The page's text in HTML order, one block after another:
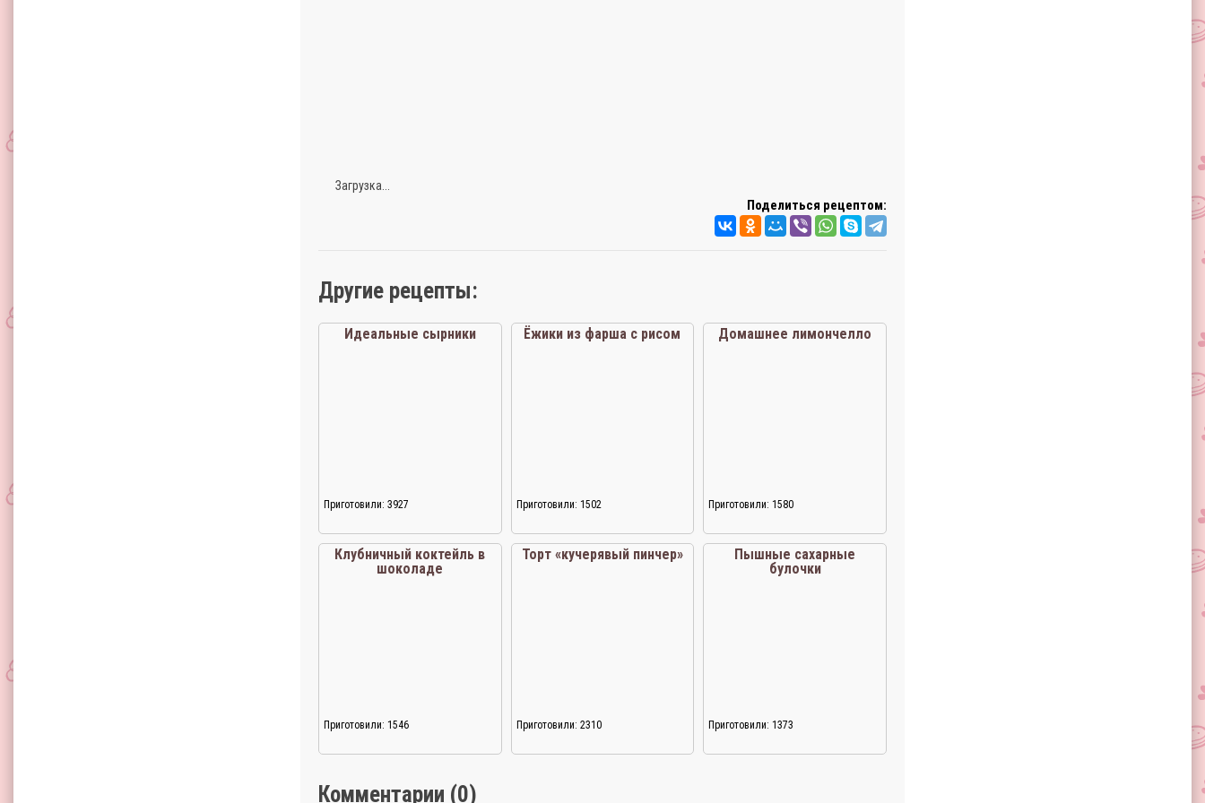
Загрузка...
Поделиться рецептом:
Другие рецепты:
Идеальные сырники
Приготовили: 3927
Ёжики из фарша с рисом
Приготовили: 1502
Домашнее лимончелло
Приготовили: 1580
Клубничный коктейль в
шоколаде
Приготовили: 1546
Торт «кучерявый пинчер»
Приготовили: 2310
Пышные сахарные
булочки
Приготовили: 1373
Комментарии (0)